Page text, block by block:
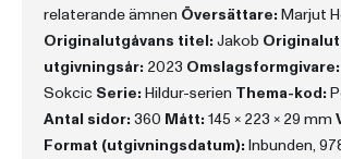
relaterande ämnen Översättare: Marjut
Originalutgåvans titel: Jakob
utgivningsår: 2023 Omslagsformgivare:
Sokcic Serie: Hildur-serien Thema-kod:
Antal sidor: 360 Mått: 145 x 223 x 29 mm
Format (utgivningsdatum): Inbunden,